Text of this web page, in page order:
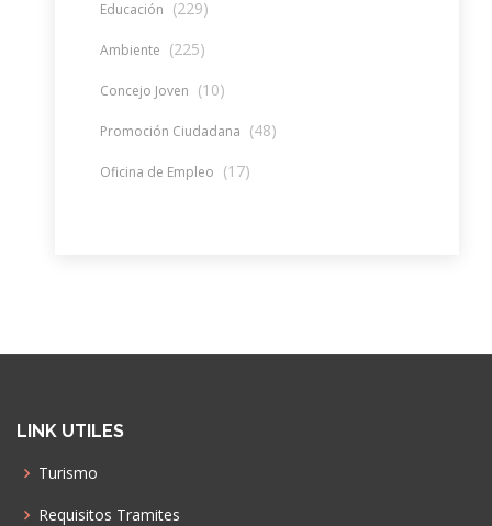
Educación (229)
Ambiente (225)
Concejo Joven (10)
Promoción Ciudadana (48)
Oficina de Empleo (17)
LINK UTILES
Turismo
Requisitos Tramites